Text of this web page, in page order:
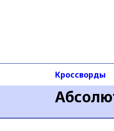
Кроссворды